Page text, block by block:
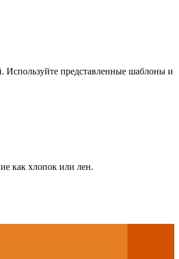
Используйте представленные шаблоны и
как хлопок или лен.